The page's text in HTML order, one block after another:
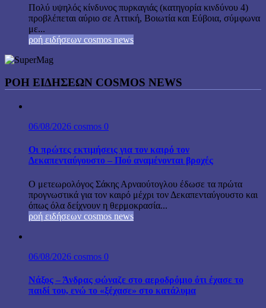
Πολύ υψηλός κίνδυνος πυρκαγιάς (κατηγορία κινδύνου 4)
προβλέπεται αύριο σε Αττική, Βοιωτία και Εύβοια, σύμφωνα
με...
ροή ειδήσεων cosmos news
ΡΟΉ ΕΙΔΉΣΕΩΝ COSMOS NEWS
06/08/2026 cosmos 0
Οι πρώτες εκτιμήσεις για τον καιρό τον
Δεκαπενταύγουστο – Πού αναμένονται βροχές
Ο μετεωρολόγος Σάκης Αρναούτογλου έδωσε τα πρώτα
προγνωστικά για τον καιρό μέχρι τον Δεκαπενταύγουστο και
όπως όλα δείχνουν η θερμοκρασία...
ροή ειδήσεων cosmos news
06/08/2026 cosmos 0
Νάξος – Άνδρας φώναζε στο αεροδρόμιο ότι έχασε το
παιδί του, ενώ το «ξέχασε» στο κατάλυμα